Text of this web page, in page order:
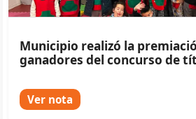
Municipio realizó la
ganadores del concurso de
Ver nota